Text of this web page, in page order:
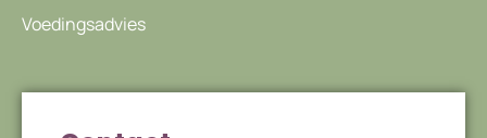
Voedingsadvies